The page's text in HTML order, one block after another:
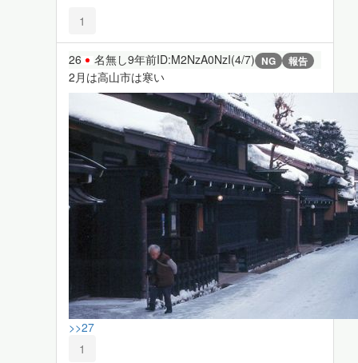
1
26 名無し9年前ID:M2NzA0NzI(4/7) NG 報告
2月は高山市は寒い
>>27
1